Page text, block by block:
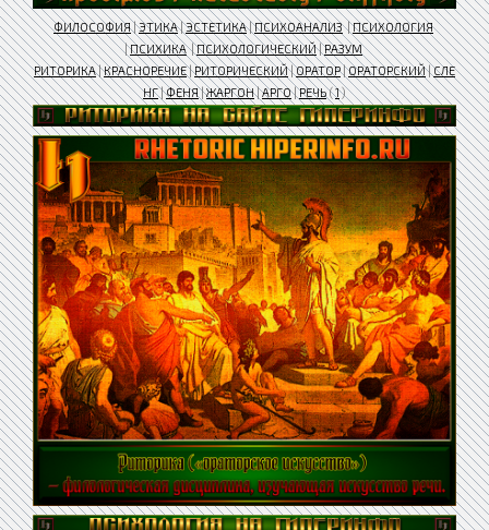
ФИЛОСОФИЯ|ЭТИКА|ЭСТЕТИКА|ПСИХОАНАЛИЗ|ПСИХОЛОГИЯ
|ПСИХИКА|ПСИХОЛОГИЧЕСКИЙ|РАЗУМ
РИТОРИКА|КРАСНОРЕЧИЕ|РИТОРИЧЕСКИЙ|ОРАТОР|ОРАТОРСКИЙ|СЛЕ
НГ|ФЕНЯ|ЖАРГОН|АРГО|РЕЧЬ(1)